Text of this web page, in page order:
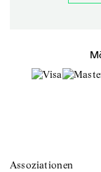
Assoziationen